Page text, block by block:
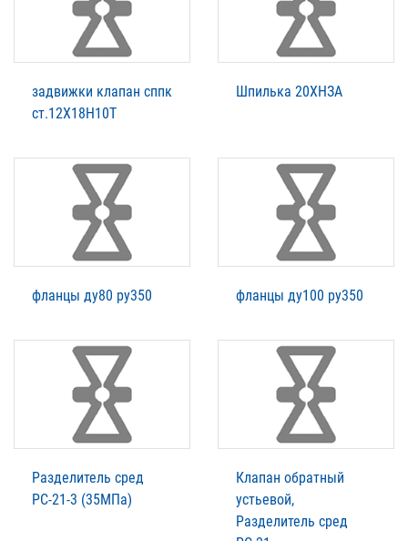
задвижки клапан сппк
ст.12Х18Н10Т
Шпилька 20ХНЗА
фланцы ду80 ру350 фланцы ду100 ру350
Разделитель сред
РС-21-3 (35МПа)
Клапан обратный
устьевой,
Разделитель сред